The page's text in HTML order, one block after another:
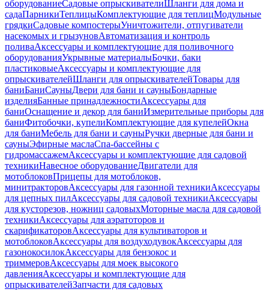
оборудованиеСадовые опрыскивателиШланги для дома и
садаПарникиТеплицыКомплектующие для теплицМодульные
грядкиСадовые компостерыУничтожители, отпугиватели
насекомых и грызуновАвтоматизация и контроль
поливаАксессуары и комплектующие для поливочного
оборудованияУкрывные материалыБочки, баки
пластиковыеАксессуары и комплектующие для
опрыскивателейШланги для опрыскивателейТовары для
баниБаниСауныДвери для бани и сауныБондарные
изделияБанные принадлежностиАксессуары для
баниОснащение и декор для баниИзмерительные приборы для
баниФитобочки, купелиКомплектующие для купелейОкна
для баниМебель для бани и сауныРучки дверные для бани и
сауныЭфирные маслаСпа-бассейны с
гидромассажемАксессуары и комплектующие для садовой
техникиНавесное оборудованиеДвигатели для
мотоблоковПрицепы для мотоблоков,
минитракторовАксессуары для газонной техникиАксессуары
для цепных пилАксессуары для садовой техникиАксессуары
для кусторезов, ножниц садовыхМоторные масла для садовой
техникиАксессуары для аэратоторов и
скарификаторовАксессуары для культиваторов и
мотоблоковАксессуары для воздуходувокАксессуары для
газонокосилокАксессуары для бензокос и
триммеровАксессуары для моек высокого
давленияАксессуары и комплектующие для
опрыскивателейЗапчасти для садовых